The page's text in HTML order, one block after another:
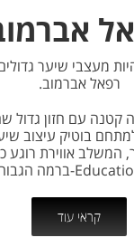
מעצבי שיער
רפאל אברמוב.
קטנה עם חזון גדול
בוטיק עיצוב
מ-200 מטר, המשלב אווירת
קראי עוד